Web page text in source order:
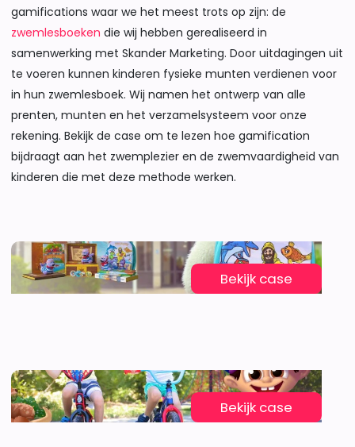
gamifications waar we het meest trots op zijn: de
zwemlesboeken die wij hebben gerealiseerd in
samenwerking met Skander Marketing. Door uitdagingen uit
te voeren kunnen kinderen fysieke munten verdienen voor
in hun zwemlesboek. Wij namen het ontwerp van alle
prenten, munten en het verzamelsysteem voor onze
rekening. Bekijk de case om te lezen hoe gamification
bijdraagt aan het zwemplezier en de zwemvaardigheid van
kinderen die met deze methode werken.
Bekijk case
Bekijk case